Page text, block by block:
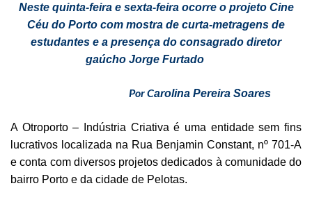
Neste quinta-feira e sexta-feira ocorre o projeto Cine
Céu do Porto com mostra de curta-metragens de
estudantes e a presença do consagrado diretor
gaúcho Jorge Furtado
Por Carolina Pereira Soares
A Otroporto – Indústria Criativa é uma entidade sem fins
lucrativos localizada na Rua Benjamin Constant, nº 701-A
e conta com diversos projetos dedicados à comunidade do
bairro Porto e da cidade de Pelotas.